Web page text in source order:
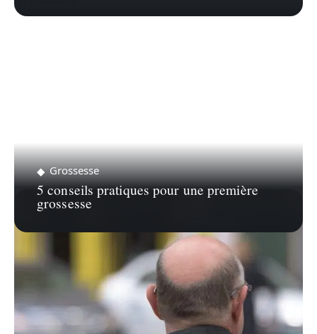
Grossesse
5 conseils pratiques pour une première
grossesse